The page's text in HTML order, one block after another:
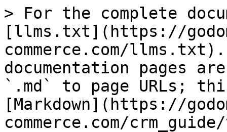
> For the complete
[llms.txt](https://
commerce.com/
documentation pages
`.md` to page URLs;
[Markdown](https://
commerce.com/